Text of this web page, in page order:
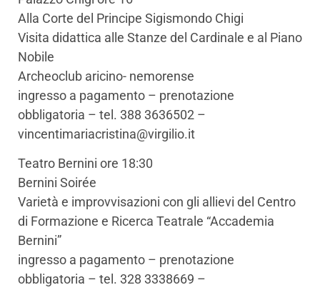
Alla Corte del Principe Sigismondo Chigi
Visita didattica alle Stanze del Cardinale e al Piano
Nobile
Archeoclub aricino- nemorense
ingresso a pagamento – prenotazione
obbligatoria – tel. 388 3636502 –
vincentimariacristina@virgilio.it
Teatro Bernini ore 18:30
Bernini Soirée
Varietà e improvvisazioni con gli allievi del Centro
di Formazione e Ricerca Teatrale “Accademia
Bernini”
ingresso a pagamento – prenotazione
obbligatoria – tel. 328 3338669 –